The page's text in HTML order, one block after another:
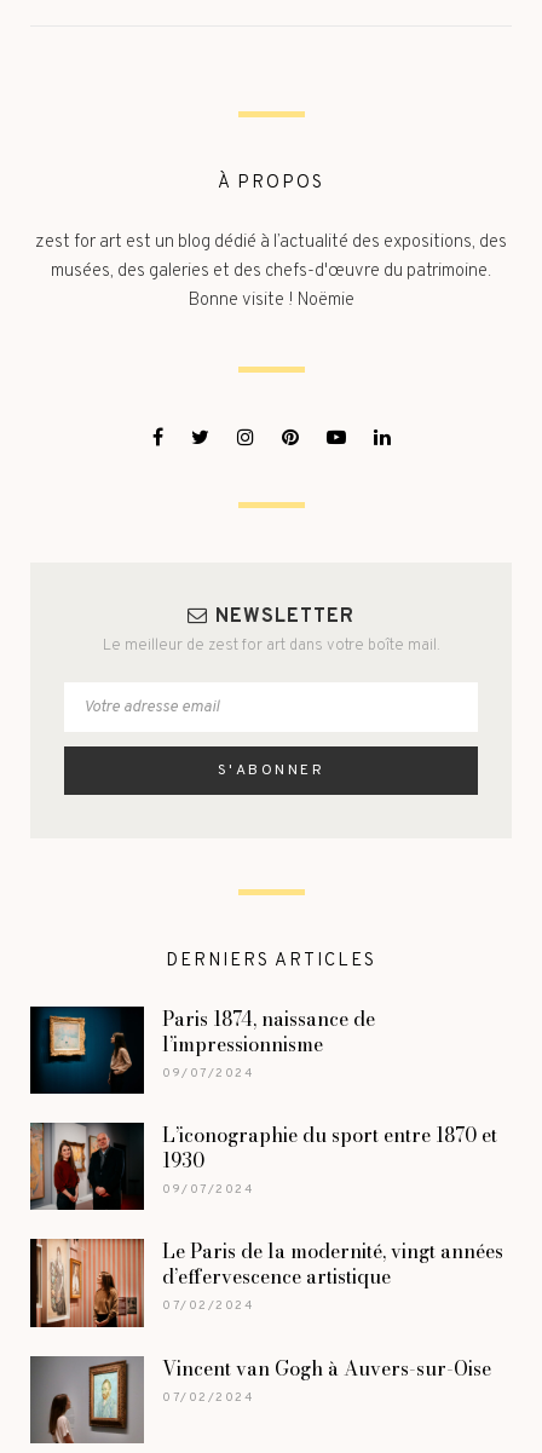
À PROPOS
zest for art est un blog dédié à l’actualité des expositions, des
musées, des galeries et des chefs-d'œuvre du patrimoine.
Bonne visite ! Noëmie
NEWSLETTER
Le meilleur de zest for art dans votre boîte mail.
DERNIERS ARTICLES
Paris 1874, naissance de
l’impressionnisme
09/07/2024
L’iconographie du sport entre 1870 et
1930
09/07/2024
Le Paris de la modernité, vingt années
d’effervescence artistique
07/02/2024
Vincent van Gogh à Auvers-sur-Oise
07/02/2024